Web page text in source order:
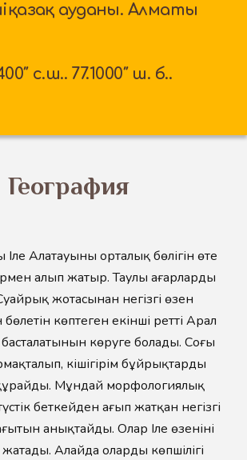
ауданы. Алматы
c.ш.. 77.1000″ ш. б..
​География
Іле Алатауының орталық бөлігін өте
алып жатыр. Таулы аңғарлардың
жотасынан негізгі өзен
көптеген екінші ретті Арал
көруге болады. Соңғы
кішігірім бұйрықтардың
Мұндай морфологиялық
беткейден ағып жатқан негізгі
анықтайды. Олар Іле өзенінің
Алайда олардың көпшілігі